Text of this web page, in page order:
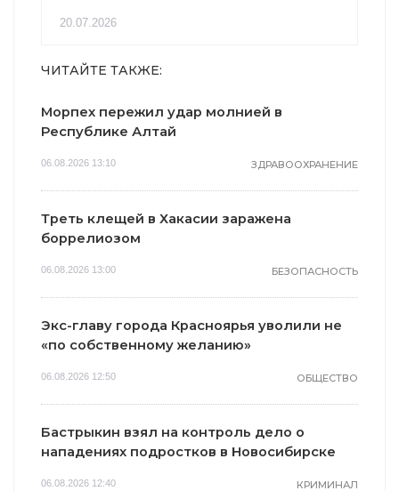
20.07.2026
ЧИТАЙТЕ ТАКЖЕ:
Морпех пережил удар молнией в
Республике Алтай
06.08.2026 13:10 ЗДРАВООХРАНЕНИЕ
Треть клещей в Хакасии заражена
боррелиозом
06.08.2026 13:00 БЕЗОПАСНОСТЬ
Экс-главу города Красноярья уволили не
«по собственному желанию»
06.08.2026 12:50 ОБЩЕСТВО
Бастрыкин взял на контроль дело о
нападениях подростков в Новосибирске
06.08.2026 12:40 КРИМИНАЛ